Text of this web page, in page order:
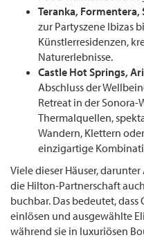
Teranka, Formentera,
zur Partyszene Ibizas
Künstlerresidenzen,
Naturerlebnisse.
Castle Hot Springs,
Abschluss der
Retreat in der
Thermalquellen,
Wandern, Klettern
einzigartige
Viele dieser Häuser,
die Hilton-Partnerschaft
buchbar. Das bedeutet,
einlösen und ausgewählte
während sie in luxuriösen